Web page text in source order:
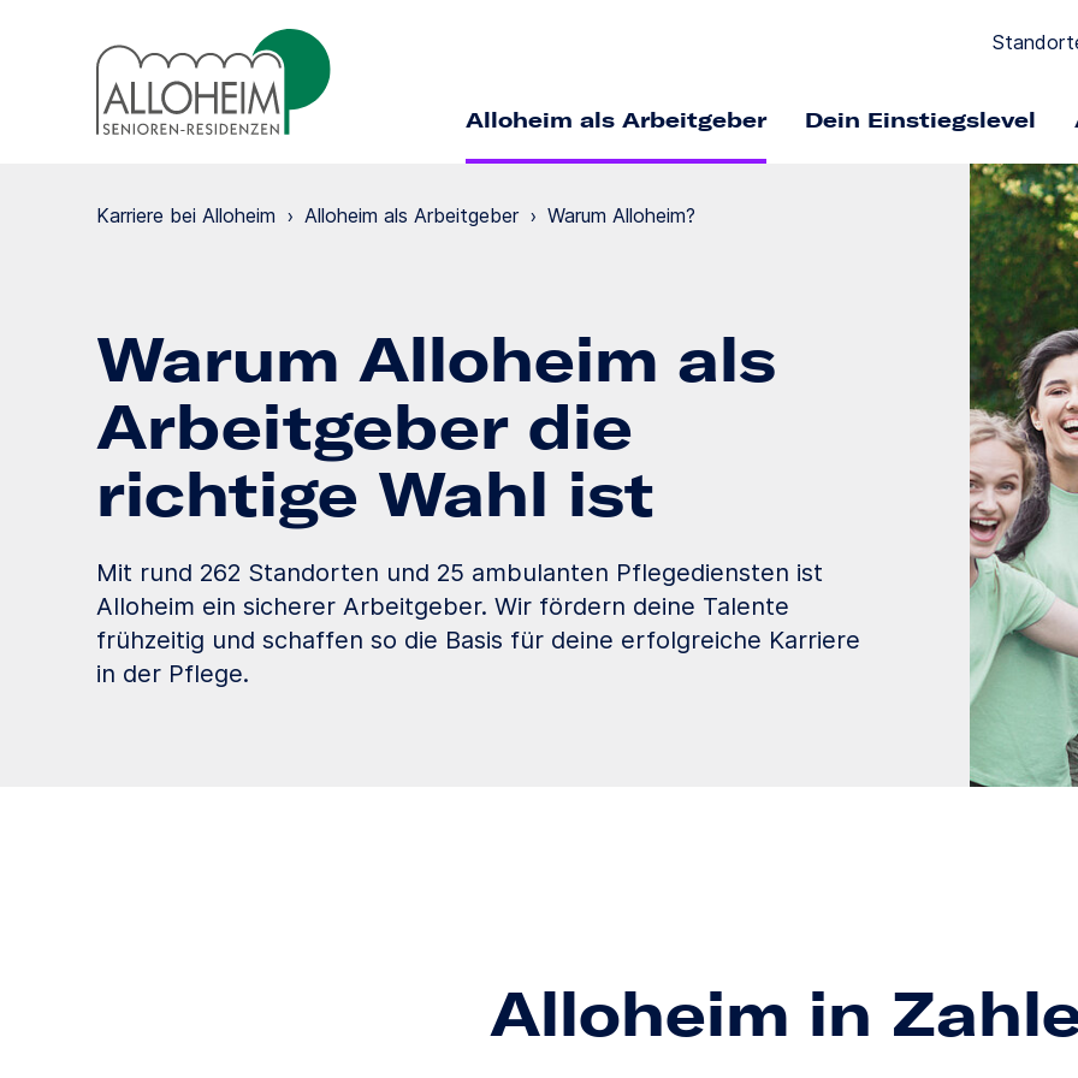
Alloheim als Arbeitgeber Dein Einstiegslevel
Karriere bei Alloheim › Alloheim als Arbeitgeber › Warum Alloheim?
Warum Alloheim als
Arbeitgeber die
richtige Wahl ist
Mit rund 262 Standorten und 25 ambulanten Pflegediensten ist
Alloheim ein sicherer Arbeitgeber. Wir fördern deine Talente
frühzeitig und schaffen so die Basis für deine erfolgreiche Karriere
in der Pflege.
Alloheim in